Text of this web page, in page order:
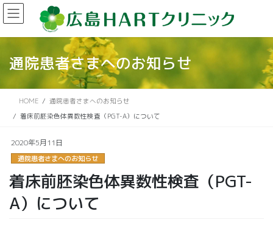
通院患者さまへのお知らせ
HOME
通院患者さまへのお知らせ
着床前胚染色体異数性検査（PGT-A）について
2020年5月11日
通院患者さまへのお知らせ
着床前胚染色体異数性検査（PGT-
A）について